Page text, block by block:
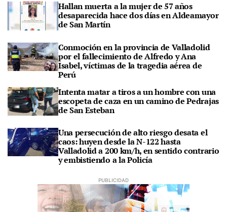
Hallan muerta a la mujer de 57 años
desaparecida hace dos días en Aldeamayor
de San Martín
Conmoción en la provincia de Valladolid
por el fallecimiento de Alfredo y Ana
Isabel, víctimas de la tragedia aérea de
Perú
Intenta matar a tiros a un hombre con una
escopeta de caza en un camino de Pedrajas
de San Esteban
Una persecución de alto riesgo desata el
caos: huyen desde la N-122 hasta
Valladolid a 200 km/h, en sentido contrario
y embistiendo a la Policía